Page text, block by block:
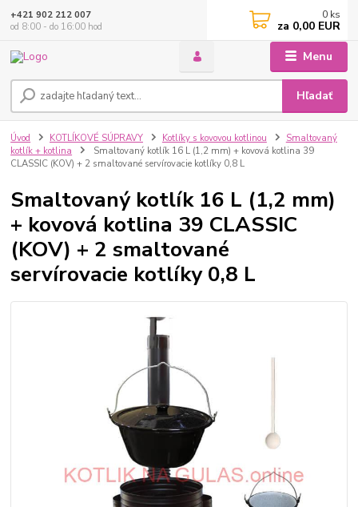
Menu
Hľadať
+421 902 212 007
od 8:00 - do 16:00 hod
0 ks
za 0,00 EUR
Úvod KOTLÍKOVÉ SÚPRAVY Kotlíky s kovovou kotlinou
Smaltovaný
kotlík + kotlina
Smaltovaný kotlík 16 L (1,2 mm) + kovová kotlina 39
CLASSIC (KOV) + 2 smaltované servírovacie kotlíky 0,8 L
Smaltovaný kotlík 16 L (1,2 mm)
+ kovová kotlina 39 CLASSIC
(KOV) + 2 smaltované
servírovacie kotlíky 0,8 L